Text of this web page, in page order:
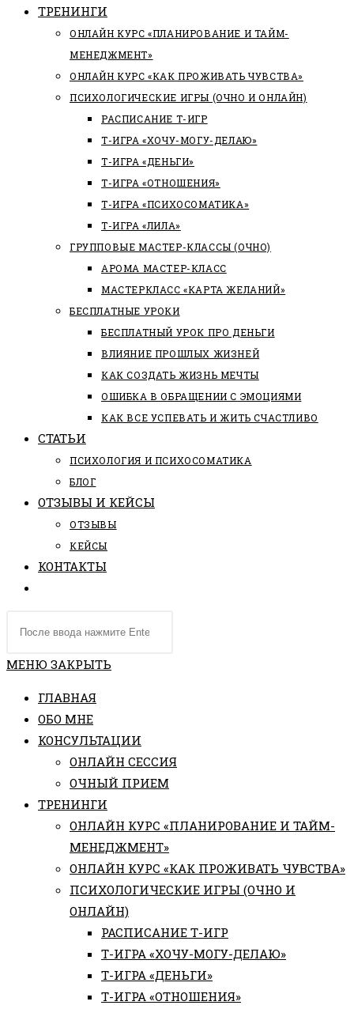
ТРЕНИНГИ
ОНЛАЙН КУРС «ПЛАНИРОВАНИЕ И ТАЙМ-
МЕНЕДЖМЕНТ»
ОНЛАЙН КУРС «КАК ПРОЖИВАТЬ ЧУВСТВА»
ПСИХОЛОГИЧЕСКИЕ ИГРЫ (ОЧНО И ОНЛАЙН)
РАСПИСАНИЕ Т-ИГР
Т-ИГРА «ХОЧУ-МОГУ-ДЕЛАЮ»
Т-ИГРА «ДЕНЬГИ»
Т-ИГРА «ОТНОШЕНИЯ»
Т-ИГРА «ПСИХОСОМАТИКА»
Т-ИГРА «ЛИЛА»
ГРУППОВЫЕ МАСТЕР-КЛАССЫ (ОЧНО)
АРОМА МАСТЕР-КЛАСС
МАСТЕРКЛАСС «КАРТА ЖЕЛАНИЙ»
БЕСПЛАТНЫЕ УРОКИ
БЕСПЛАТНЫЙ УРОК ПРО ДЕНЬГИ
ВЛИЯНИЕ ПРОШЛЫХ ЖИЗНЕЙ
КАК СОЗДАТЬ ЖИЗНЬ МЕЧТЫ
ОШИБКА В ОБРАЩЕНИИ С ЭМОЦИЯМИ
КАК ВСЕ УСПЕВАТЬ И ЖИТЬ СЧАСТЛИВО
СТАТЬИ
ПCИХОЛОГИЯ И ПСИХОСОМАТИКА
БЛОГ
ОТЗЫВЫ И КЕЙСЫ
ОТЗЫВЫ
КЕЙСЫ
КОНТАКТЫ
ПО
САЙТУ
сайте
МЕНЮ ЗАКРЫТЬ
ГЛАВНАЯ
ОБО МНЕ
КОНСУЛЬТАЦИИ
ОНЛАЙН СЕССИЯ
ОЧНЫЙ ПРИЕМ
ТРЕНИНГИ
ОНЛАЙН КУРС «ПЛАНИРОВАНИЕ И ТАЙМ-
МЕНЕДЖМЕНТ»
ОНЛАЙН КУРС «КАК ПРОЖИВАТЬ ЧУВСТВА»
ПСИХОЛОГИЧЕСКИЕ ИГРЫ (ОЧНО И
ОНЛАЙН)
РАСПИСАНИЕ Т-ИГР
Т-ИГРА «ХОЧУ-МОГУ-ДЕЛАЮ»
Т-ИГРА «ДЕНЬГИ»
Т-ИГРА «ОТНОШЕНИЯ»